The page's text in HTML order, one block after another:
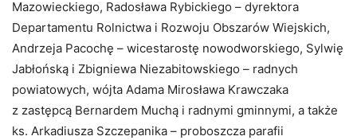
Mazowieckiego, Radosława Rybickiego – dyrektora
Departamentu Rolnictwa i Rozwoju Obszarów Wiejskich,
Andrzeja Pacochę – wicestarostę nowodworskiego, Sylwię
Jabłońską i Zbigniewa Niezabitowskiego – radnych
powiatowych, wójta Adama Mirosława Krawczaka
z zastępcą Bernardem Muchą i radnymi gminnymi, a także
ks. Arkadiusza Szczepanika – proboszcza parafii